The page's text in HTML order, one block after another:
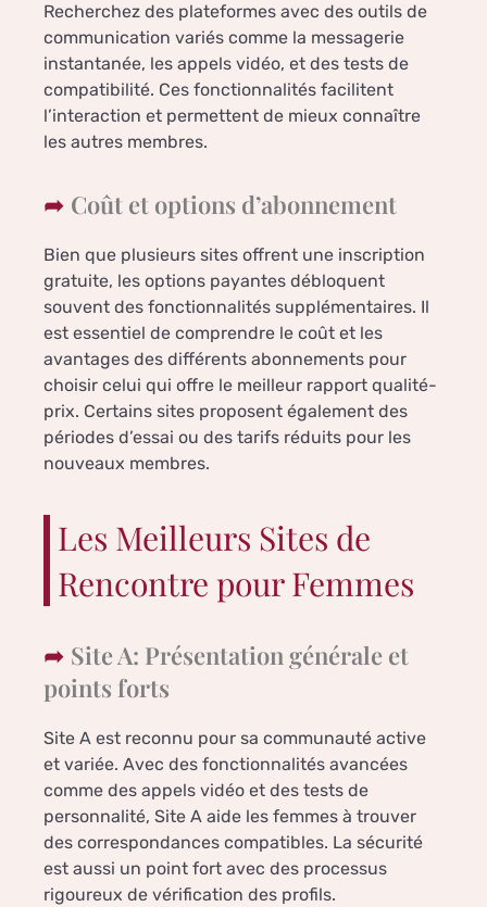
Recherchez des plateformes avec des outils de
communication variés comme la messagerie
instantanée, les appels vidéo, et des tests de
compatibilité. Ces fonctionnalités facilitent
l’interaction et permettent de mieux connaître
les autres membres.
Coût et options d’abonnement
Bien que plusieurs sites offrent une inscription
gratuite, les options payantes débloquent
souvent des fonctionnalités supplémentaires. Il
est essentiel de comprendre le coût et les
avantages des différents abonnements pour
choisir celui qui offre le meilleur rapport qualité-
prix. Certains sites proposent également des
périodes d’essai ou des tarifs réduits pour les
nouveaux membres.
Les Meilleurs Sites de
Rencontre pour Femmes
Site A: Présentation générale et
points forts
Site A est reconnu pour sa communauté active
et variée. Avec des fonctionnalités avancées
comme des appels vidéo et des tests de
personnalité, Site A aide les femmes à trouver
des correspondances compatibles. La sécurité
est aussi un point fort avec des processus
rigoureux de vérification des profils.